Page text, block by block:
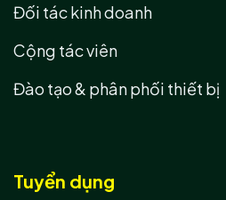
Đối tác kinh doanh
Cộng tác viên
Đào tạo & phân phối thiết bị
Tuyển dụng